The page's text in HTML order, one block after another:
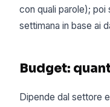
con quali parole);
settimana in base ai
Budget:
Dipende dal settore